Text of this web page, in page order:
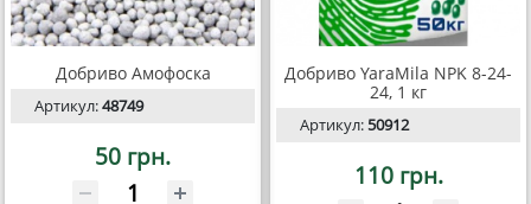
Добриво Амофоска
Артикул:48749
50 грн.
Добриво YaraMila NPK 8-24-
24, 1 кг
Артикул:50912
110 грн.